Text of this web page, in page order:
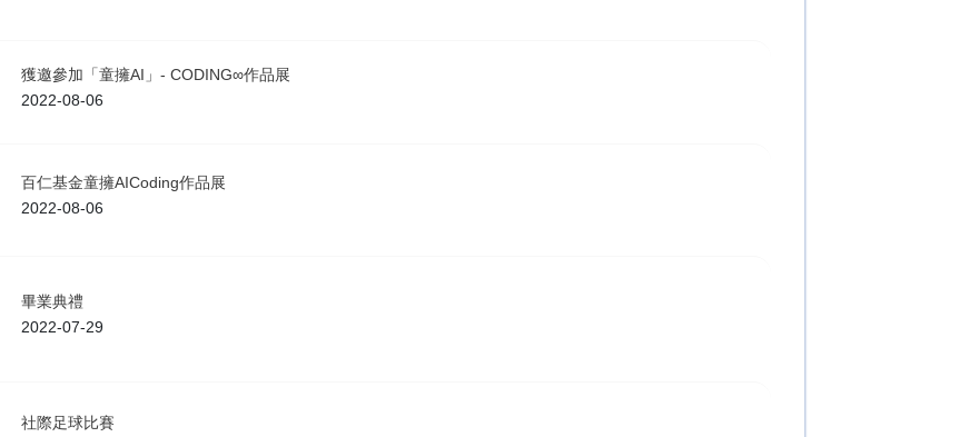
獲邀參加「童擁AI」- CODING∞作品展
2022-08-06
百仁基金童擁AICoding作品展
2022-08-06
畢業典禮
2022-07-29
社際足球比賽